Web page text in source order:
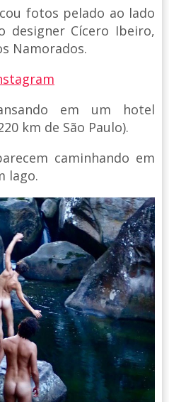
fotos pelado ao lado
designer Cícero Ibeiro,
Namorados.
em um hotel
km de São Paulo).
caminhando em
lago.